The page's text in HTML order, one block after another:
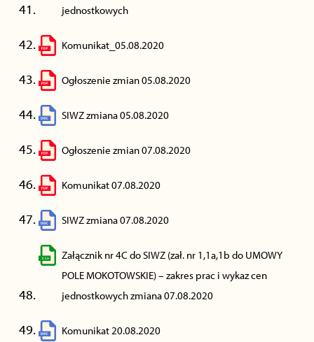
jednostkowych
Komunikat_05.08.2020
Ogłoszenie zmian 05.08.2020
SIWZ zmiana 05.08.2020
Ogłoszenie zmian 07.08.2020
Komunikat 07.08.2020
SIWZ zmiana 07.08.2020
Załącznik nr 4C do SIWZ (zał. nr 1,1a,1b do UMOWY
POLE MOKOTOWSKIE) – zakres prac i wykaz cen
jednostkowych zmiana 07.08.2020
Komunikat 20.08.2020